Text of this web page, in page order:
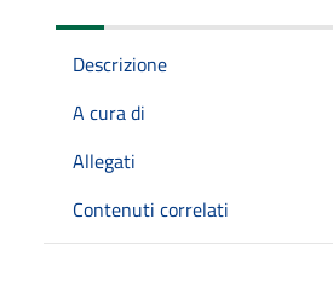
Descrizione
A cura di
Allegati
Contenuti correlati